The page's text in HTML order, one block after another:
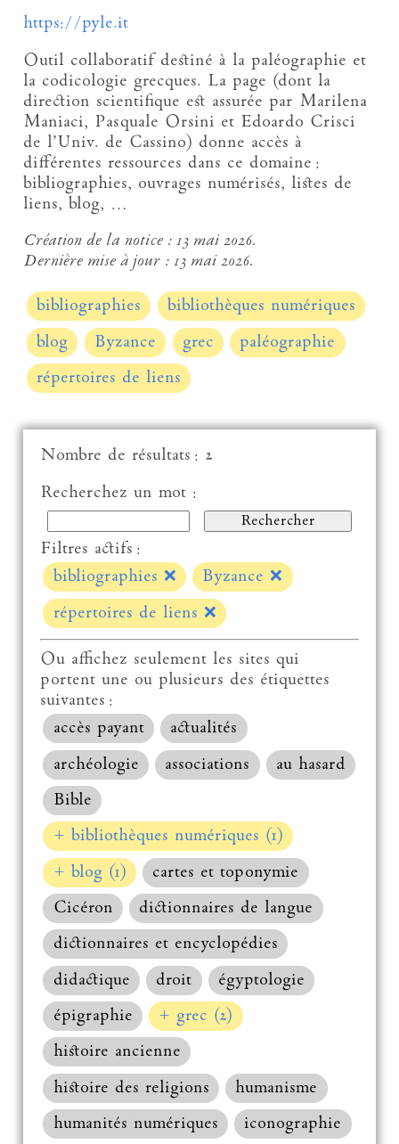
https://pyle.it
Outil collaboratif destiné à la paléographie et
la codicologie grecques. La page (dont la
direction scientifique est assurée par Marilena
Maniaci, Pasquale Orsini et Edoardo Crisci
de l’Univ. de Cassino) donne accès à
différentes ressources dans ce domaine :
bibliographies, ouvrages numérisés, listes de
liens, blog, …
Création de la notice :13 mai 2026.
Dernière mise à jour :13 mai 2026.
bibliographies
bibliothèques numériques
blog
Byzance grec
paléographie
répertoires de liens
Nombre de résultats : 2
Recherchez un mot :
Filtres actifs :
bibliographies ❌ Byzance❌
répertoires de liens ❌
Ou affichez seulement les sites qui
portent une ou plusieurs des étiquettes
suivantes :
accès payant
actualités
archéologie
associations
au hasard
Bible
+ bibliothèques numériques (1)
+ blog (1)
cartes et toponymie
Cicéron
dictionnaires de langue
dictionnaires et encyclopédies
didactique
droit
égyptologie
épigraphie
+ grec (2)
histoire ancienne
histoire des religions
humanisme
humanités numériques
iconographie